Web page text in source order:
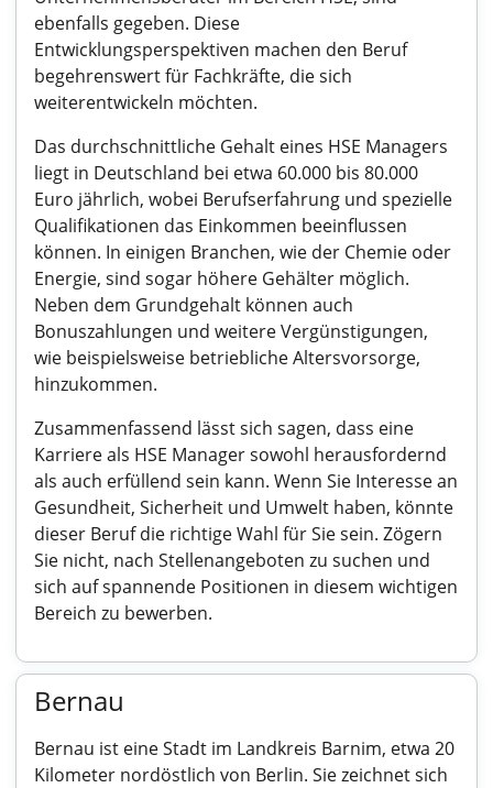
ebenfalls gegeben. Diese
Entwicklungsperspektiven machen den Beruf
begehrenswert für Fachkräfte, die sich
weiterentwickeln möchten.
Das durchschnittliche Gehalt eines HSE Managers
liegt in Deutschland bei etwa 60.000 bis 80.000
Euro jährlich, wobei Berufserfahrung und spezielle
Qualifikationen das Einkommen beeinflussen
können. In einigen Branchen, wie der Chemie oder
Energie, sind sogar höhere Gehälter möglich.
Neben dem Grundgehalt können auch
Bonuszahlungen und weitere Vergünstigungen,
wie beispielsweise betriebliche Altersvorsorge,
hinzukommen.
Zusammenfassend lässt sich sagen, dass eine
Karriere als HSE Manager sowohl herausfordernd
als auch erfüllend sein kann. Wenn Sie Interesse an
Gesundheit, Sicherheit und Umwelt haben, könnte
dieser Beruf die richtige Wahl für Sie sein. Zögern
Sie nicht, nach Stellenangeboten zu suchen und
sich auf spannende Positionen in diesem wichtigen
Bereich zu bewerben.
Bernau
Bernau ist eine Stadt im Landkreis Barnim, etwa 20
Kilometer nordöstlich von Berlin. Sie zeichnet sich